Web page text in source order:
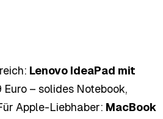
Lenovo IdeaPad mit
Euro – solides Notebook,
Apple-Liebhaber: MacBook